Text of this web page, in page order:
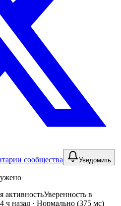
сообщества Уведомить
активностьУверенность в
ч назад · Нормально (375 мс)